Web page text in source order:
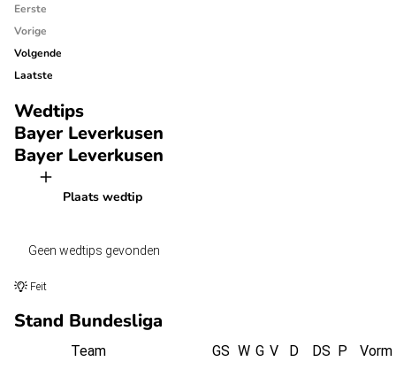
Eerste
Vorige
Volgende
Laatste
Wedtips
Bayer Leverkusen
Bayer Leverkusen
Plaats wedtip
Geen wedtips gevonden
Feit
Stand Bundesliga
Team GS W G V D DS P Vorm